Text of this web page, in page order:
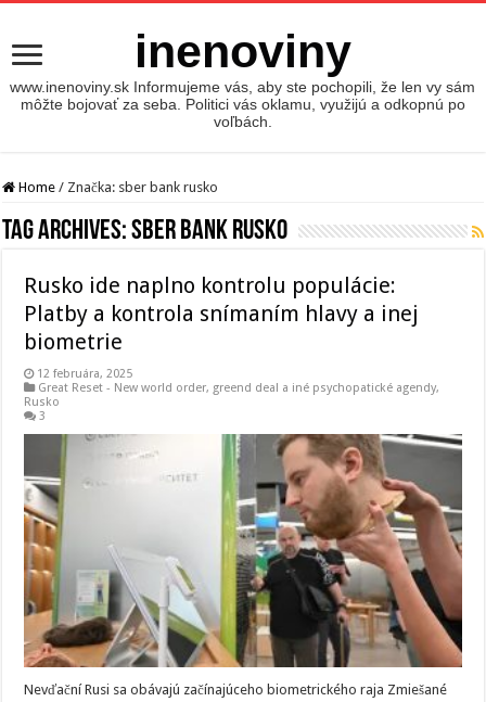
inenoviny
www.inenoviny.sk Informujeme vás, aby ste pochopili, že len vy sám
môžte bojovať za seba. Politici vás oklamu, využijú a odkopnú po
voľbách.
Home / Značka: sber bank rusko
Tag Archives:sber bank rusko
Rusko ide naplno kontrolu populácie:
Platby a kontrola snímaním hlavy a inej
biometrie
12 februára, 2025
Great Reset - New world order, greend deal a iné psychopatické agendy,
Rusko
3
Nevďační Rusi sa obávajú začínajúceho biometrického raja Zmiešané